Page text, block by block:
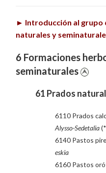
► Introducción al grupo
naturales y
6 Formaciones
seminaturales
61 Prados
6110 Prados
Alysso-Sedetalia
6140 Pastos
eskia
6160 Pastos